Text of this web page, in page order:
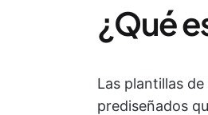
¿Qué
Las plantillas
prediseñados